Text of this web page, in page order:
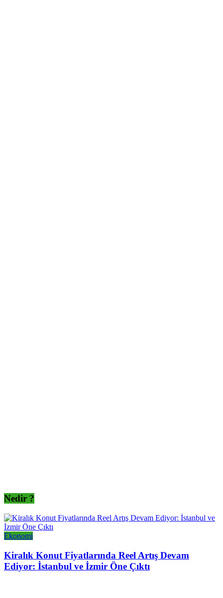
Nedir ?
Ekonomi
Kiralık Konut Fiyatlarında Reel Artış Devam
Ediyor: İstanbul ve İzmir Öne Çıktı